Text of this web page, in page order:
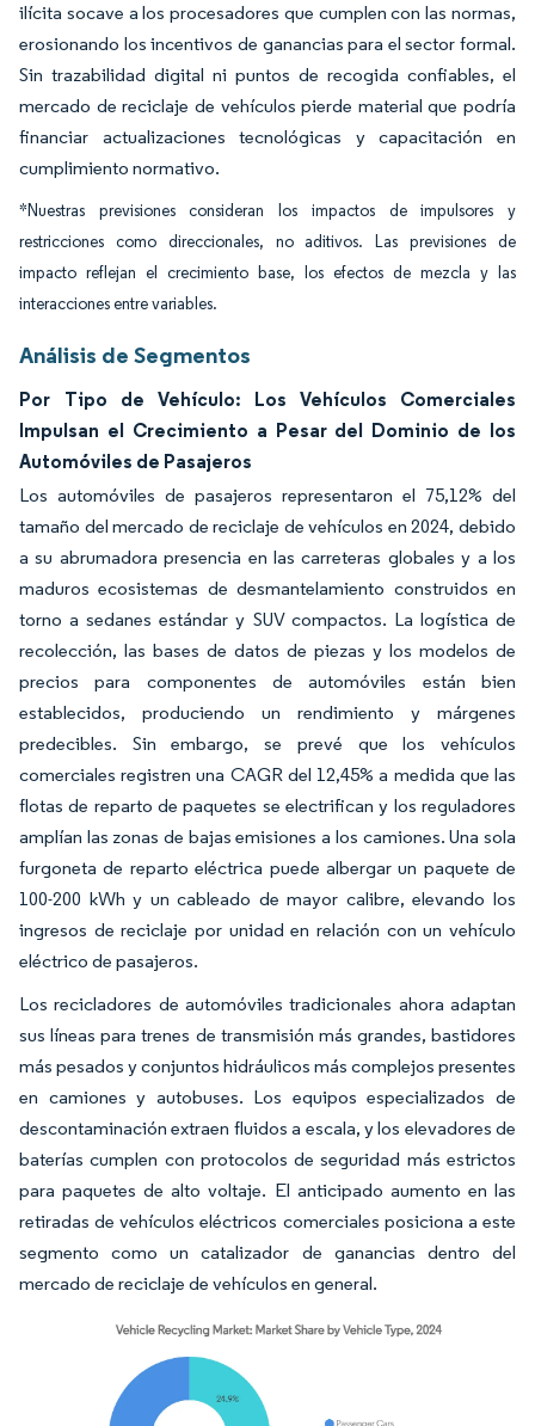
ilícita socave a los procesadores que cumplen con las normas,
erosionando los incentivos de ganancias para el sector formal.
Sin trazabilidad digital ni puntos de recogida confiables, el
mercado de reciclaje de vehículos pierde material que podría
financiar actualizaciones tecnológicas y capacitación en
cumplimiento normativo.
*Nuestras previsiones consideran los impactos de impulsores y
restricciones como direccionales, no aditivos. Las previsiones de
impacto reflejan el crecimiento base, los efectos de mezcla y las
interacciones entre variables.
Análisis de Segmentos
Por Tipo de Vehículo: Los Vehículos Comerciales
Impulsan el Crecimiento a Pesar del Dominio de los
Automóviles de Pasajeros
Los automóviles de pasajeros representaron el 75,12% del
tamaño del mercado de reciclaje de vehículos en 2024, debido
a su abrumadora presencia en las carreteras globales y a los
maduros ecosistemas de desmantelamiento construidos en
torno a sedanes estándar y SUV compactos. La logística de
recolección, las bases de datos de piezas y los modelos de
precios para componentes de automóviles están bien
establecidos, produciendo un rendimiento y márgenes
predecibles. Sin embargo, se prevé que los vehículos
comerciales registren una CAGR del 12,45% a medida que las
flotas de reparto de paquetes se electrifican y los reguladores
amplían las zonas de bajas emisiones a los camiones. Una sola
furgoneta de reparto eléctrica puede albergar un paquete de
100-200 kWh y un cableado de mayor calibre, elevando los
ingresos de reciclaje por unidad en relación con un vehículo
eléctrico de pasajeros.
Los recicladores de automóviles tradicionales ahora adaptan
sus líneas para trenes de transmisión más grandes, bastidores
más pesados y conjuntos hidráulicos más complejos presentes
en camiones y autobuses. Los equipos especializados de
descontaminación extraen fluidos a escala, y los elevadores de
baterías cumplen con protocolos de seguridad más estrictos
para paquetes de alto voltaje. El anticipado aumento en las
retiradas de vehículos eléctricos comerciales posiciona a este
segmento como un catalizador de ganancias dentro del
mercado de reciclaje de vehículos en general.